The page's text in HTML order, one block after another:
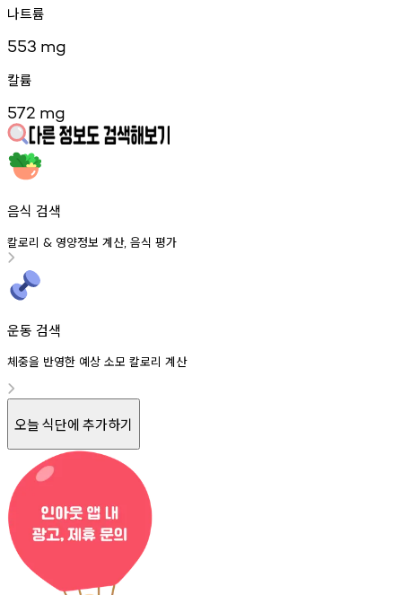
나트륨
553 mg
칼륨
572 mg
음식 검색
칼로리 & 영양정보 계산, 음식 평가
운동 검색
체중을 반영한 예상 소모 칼로리 계산
오늘 식단에 추가하기